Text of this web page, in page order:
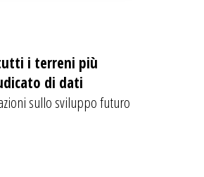
i terreni più
di dati
sullo sviluppo futuro